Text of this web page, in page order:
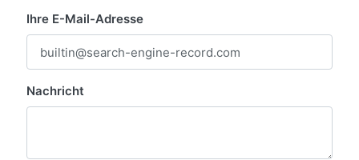
Ihre E-Mail-Adresse
Nachricht